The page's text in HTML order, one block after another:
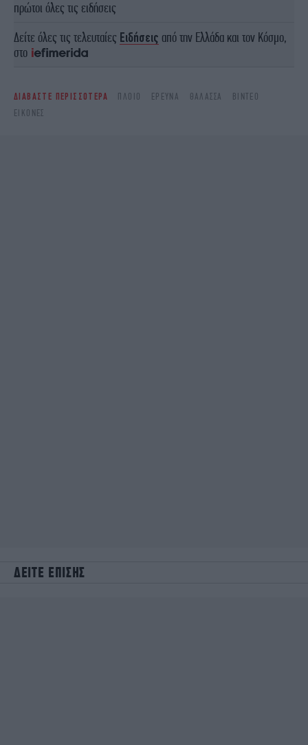
πρώτοι όλες τις ειδήσεις
Δείτε όλες τις τελευταίες Ειδήσεις από την Ελλάδα και τον Κόσμο,
στο
ΔΙΑΒΑΣΤΕ ΠΕΡΙΣΣΟΤΕΡΑ ΠΛΟΊΟ ΈΡΕΥΝΑ ΘΆΛΑΣΣΑ
ΒΊΝΤΕΟ
ΕΙΚΌΝΕΣ
ΔΕΙΤΕ ΕΠΙΣΗΣ